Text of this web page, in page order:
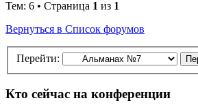
Тем: 6 • Страница 1 из 1
Вернуться в Список форумов
Перейти:
Кто сейчас на конференции